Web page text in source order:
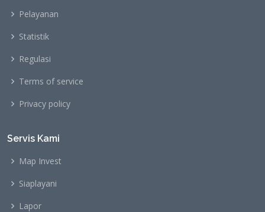
Pelayanan
Statistik
Regulasi
Terms of service
Privacy policy
Servis Kami
Map Invest
Siaplayani
Lapor